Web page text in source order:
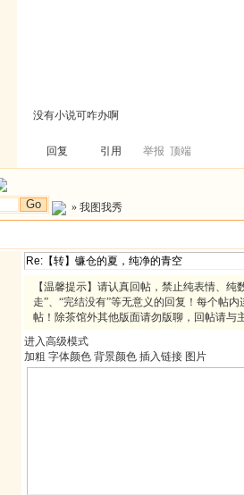
没有小说可咋办啊
回复 引用 举报 顶端
Go » 我图我秀
【温馨提示】请认真回帖，禁止纯表情、
走”、“完结没有”等无意义的回复！每个帖
帖！除茶馆外其他版面请勿版聊，回帖请与
进入高级模式
加粗 字体颜色 背景颜色 插入链接 图片